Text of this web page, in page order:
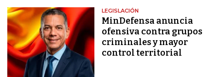
LEGISLACIÓN
MinDefensa anuncia
ofensiva contra grupos
criminales y mayor
control territorial